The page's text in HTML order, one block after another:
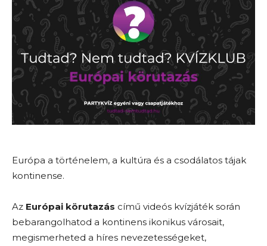
Európa a történelem, a kultúra és a csodálatos tájak
kontinense.
Az Európai körutazás című videós kvízjáték során
bebarangolhatod a kontinens ikonikus városait,
megismerheted a híres nevezetességeket,